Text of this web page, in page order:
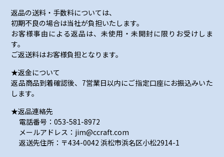
返品の送料・手数料については、
初期不良の場合は当社が負担いたします。
お客様事由による返品は、未使用・未開封に限りお受けしま
す。
ご返送料はお客様負担となります。
★返金について
返品商品到着確認後、7営業日以内にご指定口座にお振込みいた
します。
★返品連絡先
電話番号：053-581-8972
メールアドレス：jim@ccraft.com
返送先住所：〒434-0042 浜松市浜名区小松2914-1